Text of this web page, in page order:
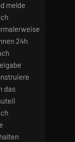
melde
24h
das